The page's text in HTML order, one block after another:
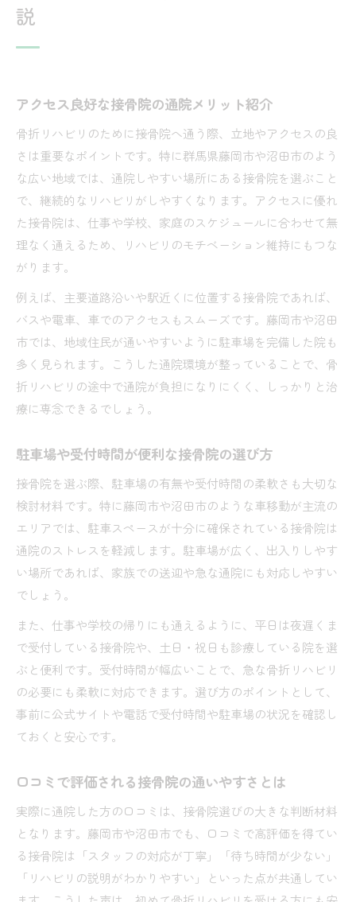
説
アクセス良好な接骨院の通院メリット紹介
骨折リハビリのために接骨院へ通う際、立地やアクセスの良
さは重要なポイントです。特に群馬県藤岡市や沼田市のよう
な広い地域では、通院しやすい場所にある接骨院を選ぶこと
で、継続的なリハビリがしやすくなります。アクセスに優れ
た接骨院は、仕事や学校、家庭のスケジュールに合わせて無
理なく通えるため、リハビリのモチベーション維持にもつな
がります。
例えば、主要道路沿いや駅近くに位置する接骨院であれば、
バスや電車、車でのアクセスもスムーズです。藤岡市や沼田
市では、地域住民が通いやすいように駐車場を完備した院も
多く見られます。こうした通院環境が整っていることで、骨
折リハビリの途中で通院が負担になりにくく、しっかりと治
療に専念できるでしょう。
駐車場や受付時間が便利な接骨院の選び方
接骨院を選ぶ際、駐車場の有無や受付時間の柔軟さも大切な
検討材料です。特に藤岡市や沼田市のような車移動が主流の
エリアでは、駐車スペースが十分に確保されている接骨院は
通院のストレスを軽減します。駐車場が広く、出入りしやす
い場所であれば、家族での送迎や急な通院にも対応しやすい
でしょう。
また、仕事や学校の帰りにも通えるように、平日は夜遅くま
で受付している接骨院や、土日・祝日も診療している院を選
ぶと便利です。受付時間が幅広いことで、急な骨折リハビリ
の必要にも柔軟に対応できます。選び方のポイントとして、
事前に公式サイトや電話で受付時間や駐車場の状況を確認し
ておくと安心です。
口コミで評価される接骨院の通いやすさとは
実際に通院した方の口コミは、接骨院選びの大きな判断材料
となります。藤岡市や沼田市でも、口コミで高評価を得てい
る接骨院は「スタッフの対応が丁寧」「待ち時間が少ない」
「リハビリの説明がわかりやすい」といった点が共通してい